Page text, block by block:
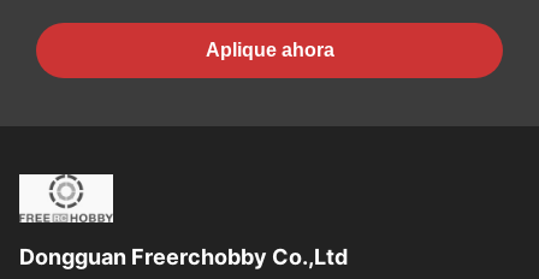
Aplique ahora
Dongguan Freerchobby Co.,Ltd